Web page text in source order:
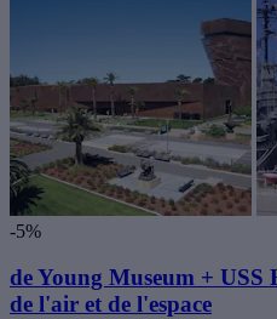
-5%
de Young Museum + USS
de l'air et de l'espace